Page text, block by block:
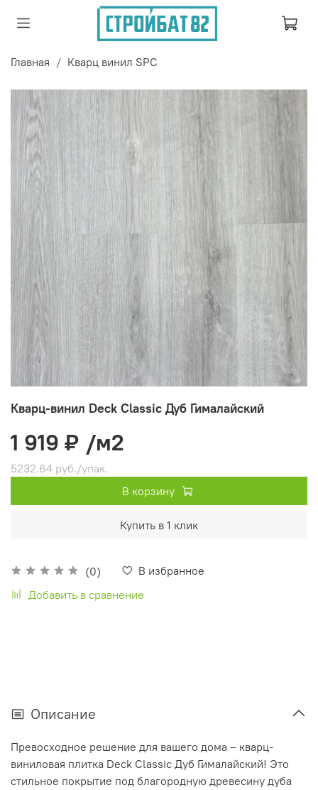
Главная Кварц винил SPC
Кварц-винил Deck Classic Дуб Гималайский
(0)
В избранное
Добавить в сравнение
1 919 ₽ /м2
5232.64 руб./упак.
В корзину
Купить в 1 клик
Описание
Превосходное решение для вашего дома – кварц-
виниловая плитка Deck Classic Дуб Гималайский! Это
стильное покрытие под благородную древесину дуба